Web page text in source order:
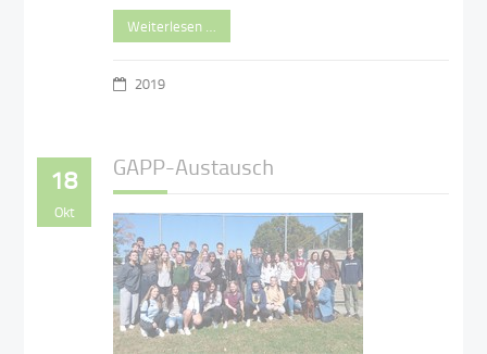
Weiterlesen …
2019
18
Okt
GAPP-Austausch